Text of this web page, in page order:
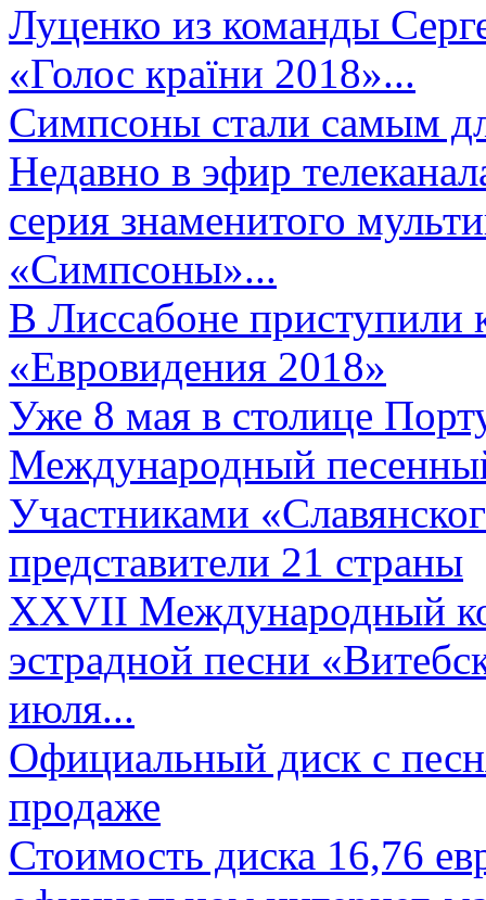
Луценко из команды
«Голос країни 2018»...
Симпсоны стали самым
Недавно в эфир
серия знаменитого
«Симпсоны»...
В Лиссабоне приступили
«Евровидения 2018»
Уже 8 мая в столице
Международный
Участниками
представители 21 страны
XXVII Международный
эстрадной песни
июля...
Официальный диск с
продаже
Стоимость диска 16,76